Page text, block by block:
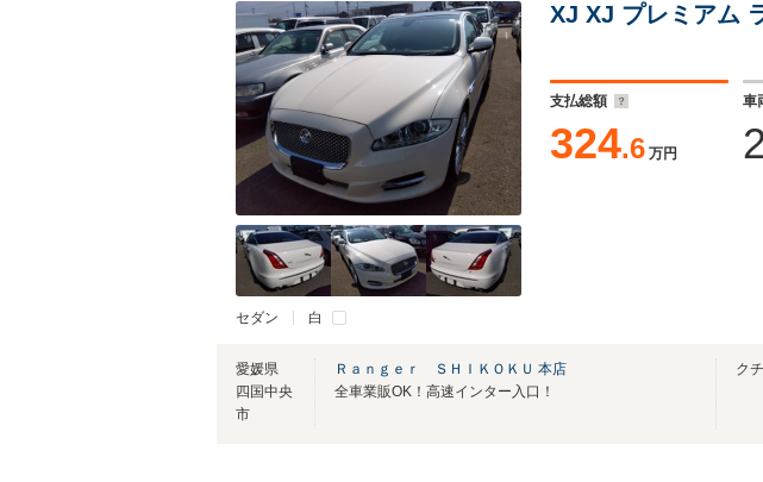
セダン 白
XJ XJ プレミアム
支払総額
324.6 万円
車
愛媛県
四国中央
市
Ｒａｎｇｅｒ ＳＨＩＫＯＫＵ 本店
全車業販OK！高速インター入口！
ク